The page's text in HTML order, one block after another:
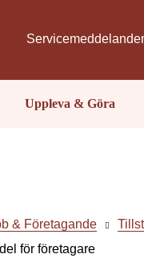
Uppleva & Göra
& Företagande
för företagare